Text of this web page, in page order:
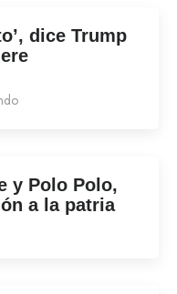
dice Trump
y Polo Polo,
a la patria